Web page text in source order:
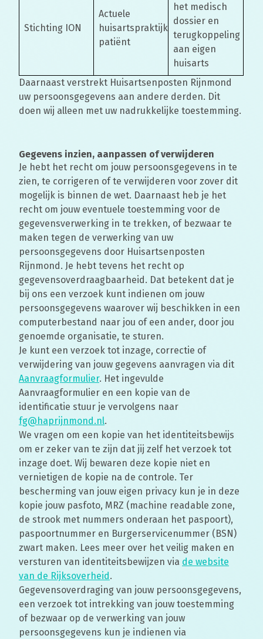
Stichting ION
Actuele
huisartspraktijk
patiënt
het medisch
dossier en
terugkoppeling
aan eigen
huisarts
Daarnaast verstrekt Huisartsenposten Rijnmond
uw persoonsgegevens aan andere derden. Dit
doen wij alleen met uw nadrukkelijke toestemming.
Gegevens inzien, aanpassen of verwijderen
Je hebt het recht om jouw persoonsgegevens in te
zien, te corrigeren of te verwijderen voor zover dit
mogelijk is binnen de wet. Daarnaast heb je het
recht om jouw eventuele toestemming voor de
gegevensverwerking in te trekken, of bezwaar te
maken tegen de verwerking van uw
persoonsgegevens door Huisartsenposten
Rijnmond. Je hebt tevens het recht op
gegevensoverdraagbaarheid. Dat betekent dat je
bij ons een verzoek kunt indienen om jouw
persoonsgegevens waarover wij beschikken in een
computerbestand naar jou of een ander, door jou
genoemde organisatie, te sturen.
Je kunt een verzoek tot inzage, correctie of
verwijdering van jouw gegevens aanvragen via dit
Aanvraagformulier. Het ingevulde
Aanvraagformulier en een kopie van de
identificatie stuur je vervolgens naar
fg@haprijnmond.nl.
We vragen om een kopie van het identiteitsbewijs
om er zeker van te zijn dat jij zelf het verzoek tot
inzage doet. Wij bewaren deze kopie niet en
vernietigen de kopie na de controle. Ter
bescherming van jouw eigen privacy kun je in deze
kopie jouw pasfoto, MRZ (machine readable zone,
de strook met nummers onderaan het paspoort),
paspoortnummer en Burgerservicenummer (BSN)
zwart maken. Lees meer over het veilig maken en
versturen van identiteitsbewijzen via de website
van de Rijksoverheid.
Gegevensoverdraging van jouw persoonsgegevens,
een verzoek tot intrekking van jouw toestemming
of bezwaar op de verwerking van jouw
persoonsgegevens kun je indienen via